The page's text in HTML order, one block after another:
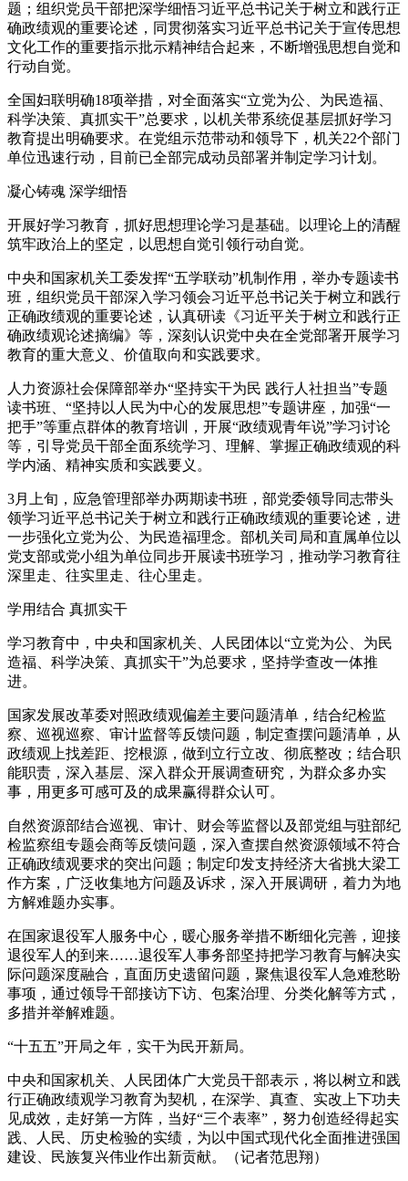
题；组织党员干部把深学细悟习近平总书记关于树立和践行正
确政绩观的重要论述，同贯彻落实习近平总书记关于宣传思想
文化工作的重要指示批示精神结合起来，不断增强思想自觉和
行动自觉。
全国妇联明确18项举措，对全面落实“立党为公、为民造福、
科学决策、真抓实干”总要求，以机关带系统促基层抓好学习
教育提出明确要求。在党组示范带动和领导下，机关22个部门
单位迅速行动，目前已全部完成动员部署并制定学习计划。
凝心铸魂 深学细悟
开展好学习教育，抓好思想理论学习是基础。以理论上的清醒
筑牢政治上的坚定，以思想自觉引领行动自觉。
中央和国家机关工委发挥“五学联动”机制作用，举办专题读书
班，组织党员干部深入学习领会习近平总书记关于树立和践行
正确政绩观的重要论述，认真研读《习近平关于树立和践行正
确政绩观论述摘编》等，深刻认识党中央在全党部署开展学习
教育的重大意义、价值取向和实践要求。
人力资源社会保障部举办“坚持实干为民 践行人社担当”专题
读书班、“坚持以人民为中心的发展思想”专题讲座，加强“一
把手”等重点群体的教育培训，开展“政绩观青年说”学习讨论
等，引导党员干部全面系统学习、理解、掌握正确政绩观的科
学内涵、精神实质和实践要义。
3月上旬，应急管理部举办两期读书班，部党委领导同志带头
领学习近平总书记关于树立和践行正确政绩观的重要论述，进
一步强化立党为公、为民造福理念。部机关司局和直属单位以
党支部或党小组为单位同步开展读书班学习，推动学习教育往
深里走、往实里走、往心里走。
学用结合 真抓实干
学习教育中，中央和国家机关、人民团体以“立党为公、为民
造福、科学决策、真抓实干”为总要求，坚持学查改一体推
进。
国家发展改革委对照政绩观偏差主要问题清单，结合纪检监
察、巡视巡察、审计监督等反馈问题，制定查摆问题清单，从
政绩观上找差距、挖根源，做到立行立改、彻底整改；结合职
能职责，深入基层、深入群众开展调查研究，为群众多办实
事，用更多可感可及的成果赢得群众认可。
自然资源部结合巡视、审计、财会等监督以及部党组与驻部纪
检监察组专题会商等反馈问题，深入查摆自然资源领域不符合
正确政绩观要求的突出问题；制定印发支持经济大省挑大梁工
作方案，广泛收集地方问题及诉求，深入开展调研，着力为地
方解难题办实事。
在国家退役军人服务中心，暖心服务举措不断细化完善，迎接
退役军人的到来……退役军人事务部坚持把学习教育与解决实
际问题深度融合，直面历史遗留问题，聚焦退役军人急难愁盼
事项，通过领导干部接访下访、包案治理、分类化解等方式，
多措并举解难题。
“十五五”开局之年，实干为民开新局。
中央和国家机关、人民团体广大党员干部表示，将以树立和践
行正确政绩观学习教育为契机，在深学、真查、实改上下功夫
见成效，走好第一方阵，当好“三个表率”，努力创造经得起实
践、人民、历史检验的实绩，为以中国式现代化全面推进强国
建设、民族复兴伟业作出新贡献。（记者范思翔）